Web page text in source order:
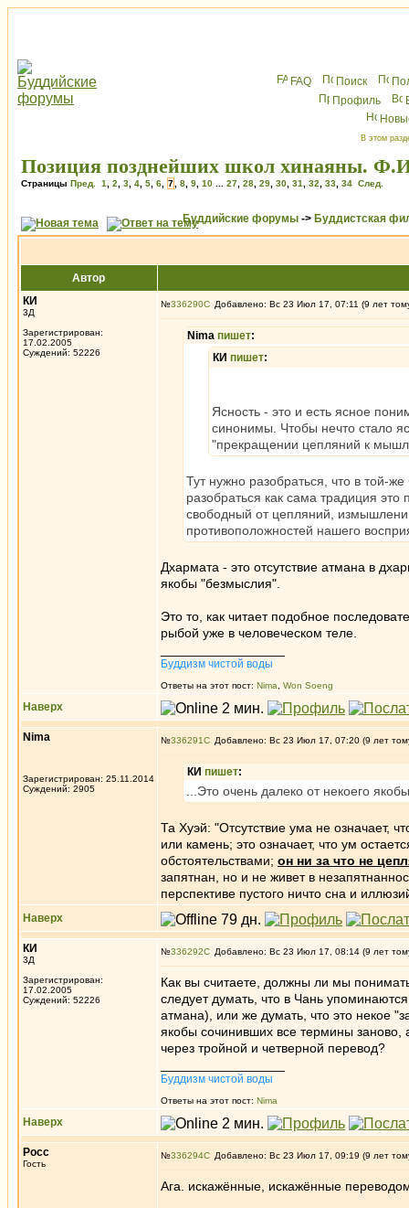
FAQ Поиск
Профиль
В этом
Позиция позднейших школ хинаяны.
Страницы Пред. 1 2 3 4 5 6 7 8 9 10 27 28 29 30 31 32 33 34 След.
Буддийские форумы -> Буддистская
Автор
КИ
3Д
Зарегистрирован:
17.02.2005
Суждений: 52226
№336290 Добавлено: Вс 23 Июл 17, 07:11 (9 лет
Nima пишет:
КИ пишет:
Ясность - это и есть ясное
синонимы. Чтобы нечто стало
"прекращении цепляний к
Тут нужно разобраться, что в той-
разобраться как сама традиция
свободный от цепляний,
противоположностей нашего
Дхармата - это отсутствие атмана в
якобы "безмыслия".
Это то, как читает подобное
рыбой уже в человеческом теле.
Буддизм чистой воды
Ответы на этот пост: Nima Won Soeng
Наверх
Nima
Зарегистрирован: 25.11.2014
Суждений: 2905
№336291 Добавлено: Вс 23 Июл 17, 07:20 (9 лет
КИ пишет:
...Это очень далеко от некоего
Та Хуэй: "Отсутствие ума не означает,
или камень; это означает, что ум
обстоятельствами; он ни за что не
запятнан, но и не живет в
перспективе пустого ничто сна и
Наверх
КИ
3Д
Зарегистрирован:
17.02.2005
Суждений: 52226
№336292 Добавлено: Вс 23 Июл 17, 08:14 (9 лет
Как вы считаете, должны ли мы
следует думать, что в Чань
атмана), или же думать, что это некое
якобы сочинивших все термины заново,
через тройной и четверной перевод?
Буддизм чистой воды
Ответы на этот пост: Nima
Наверх
Росс
Гость
№336294 Добавлено: Вс 23 Июл 17, 09:19 (9 лет
Ага. искажённые, искажённые